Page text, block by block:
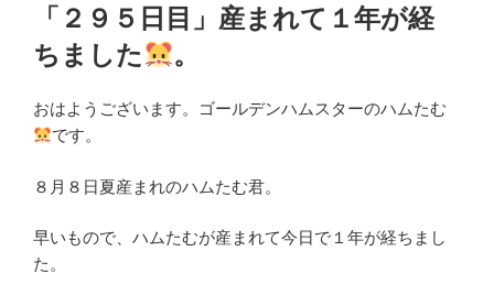
「２９５日目」産まれて１年が経
ちました
。
おはようございます。ゴールデンハムスターのハムたむ
です。
８月８日夏産まれのハムたむ君。
早いもので、ハムたむが産まれて今日で１年が経ちまし
た。